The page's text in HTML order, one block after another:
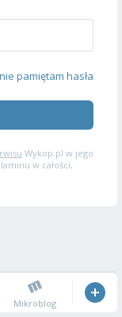
nie pamiętam hasła
Wykop.pl w jego
w całości,
Mikroblog